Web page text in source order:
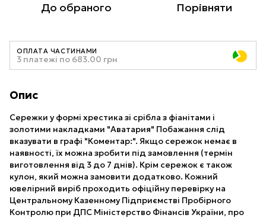
До обраного Порівняти
ОПЛАТА ЧАСТИНАМИ
3 платежі по 683.00 грн
Опис
Сережки у формі хрестика зі срібла з фіанітами і
золотими накладками "Аватария" Побажання слід
вказувати в графі "Коментар:". Якщо сережок немає в
наявності, їх можна зробити під замовлення (термін
виготовлення від 3 до 7 днів). Крім сережок є також
кулон, який можна замовити додатково. Кожний
ювелірний виріб проходить офіційну перевірку на
Центральному Казенному Підприємстві Пробірного
Контролю при ДПС Міністерство Фінансів України, про